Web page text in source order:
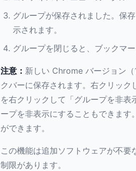
グループが保存されました。保
示されます。
グループを閉じると、ブックマ
注意： 新しい Chrome バージョン
クバーに保存されます。右クリッ
を右クリックして「グループを非
ープを非表示にすることもできます
ができます。
この機能は追加ソフトウェアが不
制限があります。